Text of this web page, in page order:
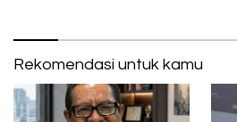
Rekomendasi untuk kamu